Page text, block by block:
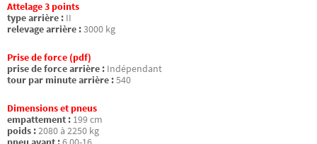
Attelage 3 points
type arrière : II
relevage arrière :3000 kg
Prise de force (pdf)
prise de force arrière : Indépendant
tour par minute arrière :540
Dimensions et pneus
empattement : 199 cm
poids :2080 à 2250 kg